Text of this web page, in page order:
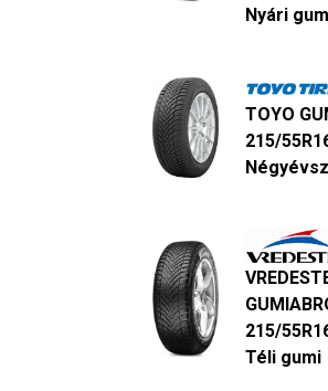
Nyári
TOYO
215/
215/
Téli gumi